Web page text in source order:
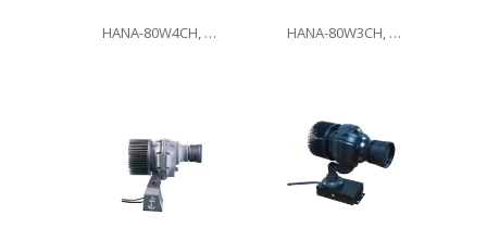
HANA-80W4CH, 80W HANA-80W3CH, 80W